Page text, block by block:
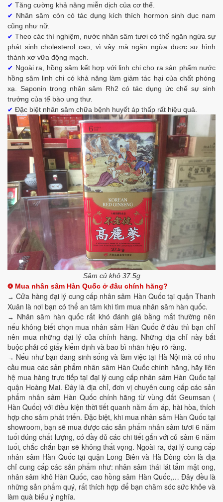
✔ Tăng cường khả năng miễn dịch của cơ thể.
✔ Nhân sâm còn có tác dụng kích thích hormon sinh dục nam
cũng như nữ.
✔ Theo các thí nghiệm, nước nhân sâm tươi có thể ngăn ngừa sự
phát sinh cholesterol cao, vì vậy mà ngăn ngừa được sự hình
thành xơ vữa động mạch.
✔ Ngoài ra, hồng sâm kết hợp với linh chi cho ra sản phẩm nước
hồng sâm linh chi có khả năng làm giảm tác hại của chất phóng
xạ. Saponin trong nhân sâm Rh2 có tác dụng ức chế sự sinh
trưởng của tế bào ung thư.
✔ Đặc biệt nhân sâm chữa bệnh huyết áp thấp rất hiệu quả.
Sâm củ khô 37.5g
❂ Mua nhân sâm Hàn Quốc ở đâu chính hãng?
→Cửa hàng đại lý cung cấp nhân sâm Hàn Quốc tại quận Thanh
Xuân là nơi bạn có thể an tâm khi tìm mua nhân sâm hàn quốc.
→ Nhân sâm hàn quốc rất khó đánh giá bằng mắt thường nên
nếu không biết chọn mua nhân sâm Hàn Quốc ở đâu thì bạn chỉ
nên mua những đại lý của chính hãng. Những địa chỉ này bắt
buộc phải có giấy kiểm định và bao bì nhãn hiệu rõ ràng.
→ Nếu như bạn đang sinh sống và làm việc tại Hà Nội mà có nhu
cầu mua các sản phẩm nhân sâm Hàn Quốc chính hãng, hãy liên
hệ mua hàng trực tiếp tại đại lý cung cấp nhân sâm Hàn Quốc tại
quận Hoàng Mai. Đây là địa chỉ, đơn vị chuyên cung cấp các sản
phẩm nhân sâm Hàn Quốc chính hãng từ vùng đất Geumsan (
Hàn Quốc) với điều kiện thời tiết quanh năm ấm áp, hài hòa, thích
hợp cho sâm phát triển. Đặc biệt, khi mua nhân sâm Hàn Quốc tại
showroom, bạn sẽ mua được các sản phẩm nhân sâm tươi 6 năm
tuổi đúng chất lượng, có đầy đủ các chi tiết gắn với củ sâm 6 năm
tuổi, chắc chắn bạn sẽ không thất vọng. Ngoài ra, đại lý cung cấp
nhân sâm Hàn Quốc tại quận Long Biên và Hà Đông còn là địa
chỉ cung cấp các sản phẩm như: nhân sâm thái lát tẩm mật ong,
nhân sâm khô Hàn Quốc, cao hồng sâm Hàn Quốc,… Đây đều là
những sản phẩm quý, rất thích hợp để bạn chăm sóc sức khỏe và
làm quà biếu ý nghĩa.